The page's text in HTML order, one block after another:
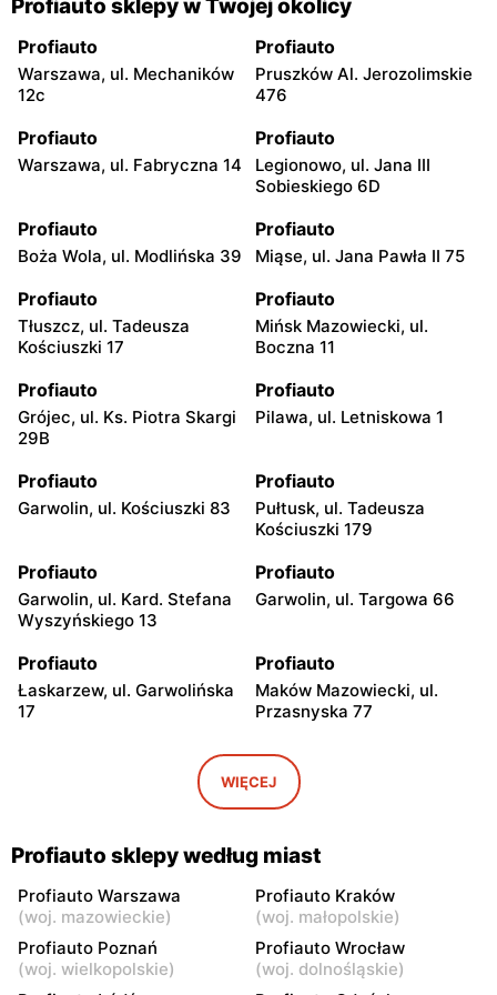
Profiauto sklepy w Twojej okolicy
Profiauto
Warszawa, ul. Mechaników
12c
Profiauto
Pruszków Al. Jerozolimskie
476
Profiauto
Warszawa, ul. Fabryczna 14
Profiauto
Legionowo, ul. Jana III
Sobieskiego 6D
Profiauto
Boża Wola, ul. Modlińska 39
Profiauto
Miąse, ul. Jana Pawła II 75
Profiauto
Tłuszcz, ul. Tadeusza
Kościuszki 17
Profiauto
Mińsk Mazowiecki, ul.
Boczna 11
Profiauto
Grójec, ul. Ks. Piotra Skargi
29B
Profiauto
Pilawa, ul. Letniskowa 1
Profiauto
Garwolin, ul. Kościuszki 83
Profiauto
Pułtusk, ul. Tadeusza
Kościuszki 179
Profiauto
Garwolin, ul. Kard. Stefana
Wyszyńskiego 13
Profiauto
Garwolin, ul. Targowa 66
Profiauto
Łaskarzew, ul. Garwolińska
17
Profiauto
Maków Mazowiecki, ul.
Przasnyska 77
Przasnysz, ul. Leszno 6A
Profiauto
Płock, ul. Przemysłowa 7
Tomaszów Mazowiecki, ul.
Mława, ul. Płocka 124
Profiauto
Opoczno, ul. Inowłodzka
22E
Profiauto
Łódź, ul. Wojska Polskiego
190
WIĘCEJ
Profiauto sklepy według miast
Profiauto Warszawa
(woj. mazowieckie)
Profiauto Kraków
(woj. małopolskie)
Profiauto Poznań
(woj. wielkopolskie)
Profiauto Wrocław
(woj. dolnośląskie)